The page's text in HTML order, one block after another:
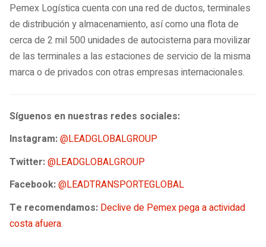
Pemex Logística cuenta con una red de ductos, terminales
de distribución y almacenamiento, así como una flota de
cerca de 2 mil 500 unidades de autocisterna para movilizar
de las terminales a las estaciones de servicio de la misma
marca o de privados con otras empresas internacionales.
Síguenos en nuestras redes sociales:
Instagram:@LEADGLOBALGROUP
Twitter:@LEADGLOBALGROUP
Facebook:@LEADTRANSPORTEGLOBAL
Te recomendamos: Declive de Pemex pega a actividad
costa afuera.